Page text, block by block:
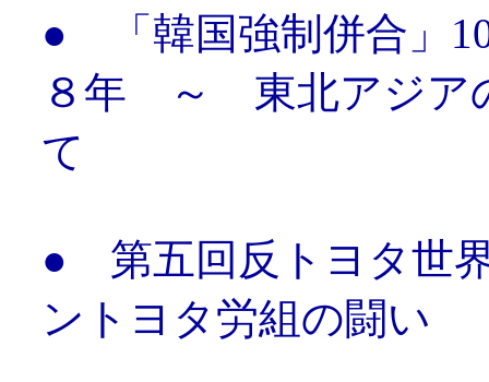
● 「韓国強制併合」
８年 ～ 東北アジア
て
● 第五回反トヨタ
ントヨタ労組の闘い